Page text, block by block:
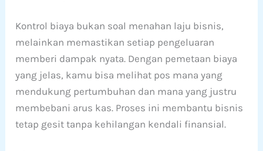
Kontrol biaya bukan soal menahan laju bisnis,
melainkan memastikan setiap pengeluaran
memberi dampak nyata. Dengan pemetaan biaya
yang jelas, kamu bisa melihat pos mana yang
mendukung pertumbuhan dan mana yang justru
membebani arus kas. Proses ini membantu bisnis
tetap gesit tanpa kehilangan kendali finansial.